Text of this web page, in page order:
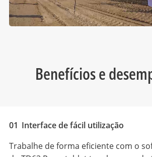
Benefícios e
01 Interface de fácil utilização
Trabalhe de forma eficiente com o